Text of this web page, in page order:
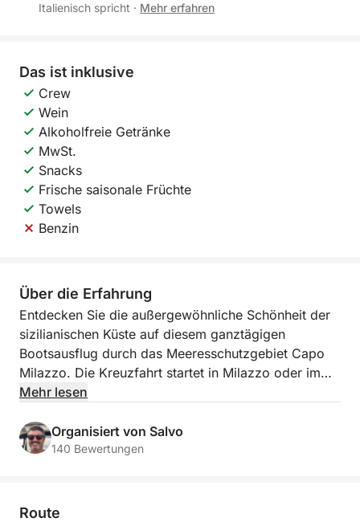
Italienisch spricht · Mehr erfahren
Das ist inklusive
Crew
Wein
Alkoholfreie Getränke
MwSt.
Snacks
Frische saisonale Früchte
Towels
Benzin
Über die Erfahrung
Entdecken Sie die außergewöhnliche Schönheit der
sizilianischen Küste auf diesem ganztägigen
Bootsausflug durch das Meeresschutzgebiet Capo
Milazzo. Die Kreuzfahrt startet in Milazzo oder im
Hafen von Poseidon und bietet Ihnen die einmalige
Felsformationen und kristallklares Wasser entlang
eines der malerischsten Küstenabschnitte der Insel
Das Abenteuer beginnt mit der Fahrt in Richtung
Mehr lesen
Organisiert von Salvo
140 Bewertungen
Route